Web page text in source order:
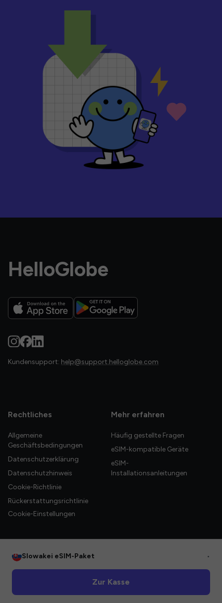
HelloGlobe
Kundensupport: help@support.helloglobe.com
Rechtliches
Allgemeine
Geschäftsbedingungen
Datenschutzerklärung
Datenschutzhinweis
Cookie-Richtlinie
Rückerstattungsrichtlinie
Cookie-Einstellungen
Mehr erfahren
Häufig gestellte Fragen
eSIM-kompatible Geräte
eSIM-
Installationsanleitungen
Slowakei eSIM-Paket •
Zur Kasse